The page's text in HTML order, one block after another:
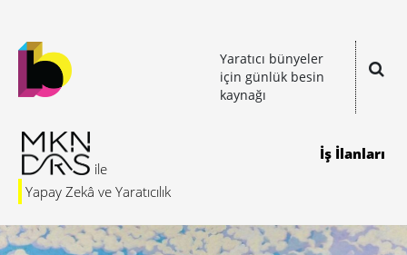
Yaratıcı bünyeler
için günlük besin
kaynağı
Yapay Zekâ ve Yaratıcılık
İş İlanları